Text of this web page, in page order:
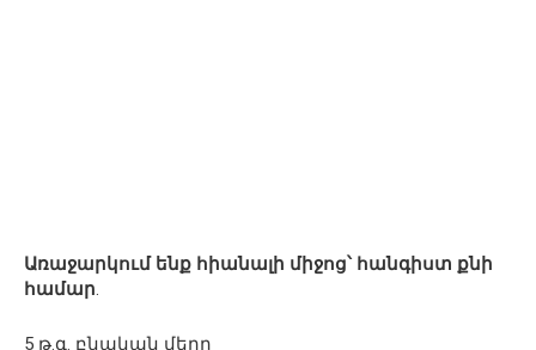
Առաջարկում ենք հիանալի միջոց՝ հանգիստ քնի
համար.
5 թ.գ. բնական մեղր